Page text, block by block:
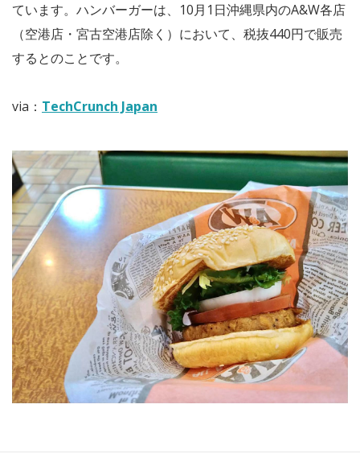
ています。ハンバーガーは、10月1日沖縄県内のA&W各店
（空港店・宮古空港店除く）において、税抜440円で販売
するとのことです。
via： TechCrunch Japan